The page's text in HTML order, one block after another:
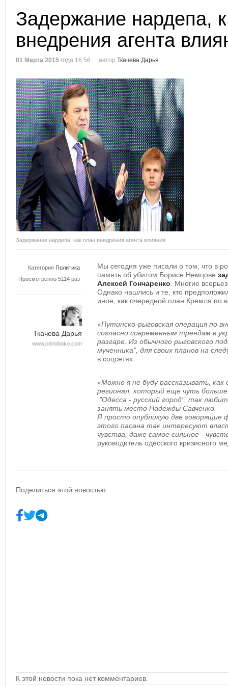
Задержание нардепа,
внедрения агента
01 Марта 2015 года 16:56 автор Ткачева Дарья
Задержание нардепа, как план внедрения агента влияния
Категория Политика
Просмотренно 5114 раз
Ткачева Дарья
www.odnoboko.com
Мы сегодня уже писали о том, что в
память об убитом Борисе Немцове
Алексей Гончаренко . Многие
Однако нашлись и те, кто
иное, как очередной план Кремля по
«Путинско-рыговская операция по
согласно современным трендам в
разгаре. Из обычного рыговского
мученника", для своих планов на
в соцсетях
«Можно я не буду рассказывать, как
регионал, который еще чуть
"Одесса - русский город", так лю
занять место Надежды Савченко.
Я просто опубликую две говорящие
этого пасана так интересуют
чувства, даже самое сильное -
руководитель одесского кризисного
Поделиться этой новостью:
К этой новости пока нет комментариев.